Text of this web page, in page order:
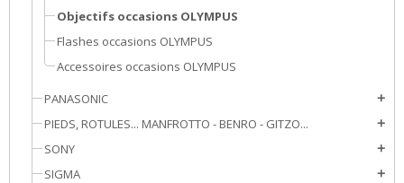
Objectifs occasions OLYMPUS
Flashes occasions OLYMPUS
Accessoires occasions OLYMPUS
PANASONIC
add
PIEDS, ROTULES... MANFROTTO - BENRO - GITZO... add
SONY add
SIGMA add